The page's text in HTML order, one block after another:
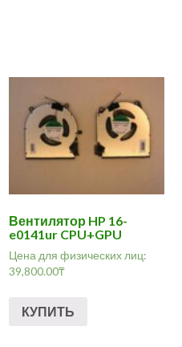
Вентилятор HP 16-
e0141ur CPU+GPU
Цена для физических лиц:
39,800.00₸
КУПИТЬ